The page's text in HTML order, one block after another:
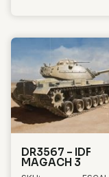
DR3567 – IDF
MAGACH 3